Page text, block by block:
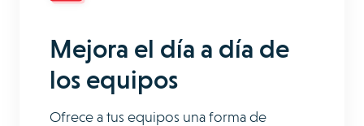
Mejora el día a día de
los equipos
Ofrece a tus equipos una forma de